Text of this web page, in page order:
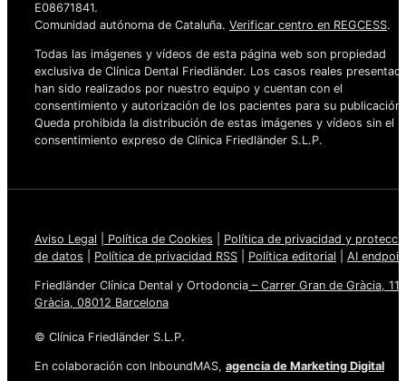
E08671841.
Comunidad autónoma de Cataluña. Verificar centro en REGCESS.
Todas las imágenes y vídeos de esta página web son propiedad
exclusiva de Clínica Dental Friedländer. Los casos reales
han sido realizados por nuestro equipo y cuentan con el
consentimiento y autorización de los pacientes para su publicación.
Queda prohibida la distribución de estas imágenes y vídeos sin el
consentimiento expreso de Clínica Friedländer S.L.P.
Aviso Legal Política de Cookies
Política de privacidad y
de datos
Política de privacidad RSS Política editorial AI
Friedländer Clínica Dental y Ortodoncia – Carrer Gran de Gràcia,
Gràcia, 08012 Barcelona
© Clínica Friedländer S.L.P.
En colaboración con InboundMAS, agencia de Marketing Digital